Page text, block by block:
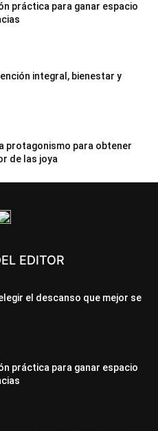
práctica para ganar espacio
integral, bienestar y
protagonismo para obtener
de las joya
EDITOR
el descanso que mejor se
práctica para ganar espacio